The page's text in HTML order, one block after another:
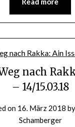
nach
– 14/15.03.18
on 16. März 2018 by
Schamberger